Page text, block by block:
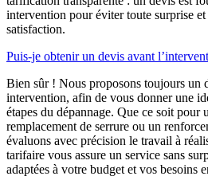
intervention pour éviter toute surprise et
satisfaction.
Puis-je obtenir un devis avant
Bien sûr ! Nous proposons toujours un
intervention, afin de vous donner une
étapes du dépannage. Que ce soit pour
remplacement de serrure ou un
évaluons avec précision le travail à
tarifaire vous assure un service sans
adaptées à votre budget et vos besoins